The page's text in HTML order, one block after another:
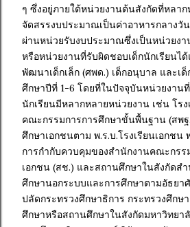
ๆ ซึ่งอยู่ภายใต้หน่วยงานต้นสังกัดที่หลา
จัดสรรงบประมาณเป็นค่าอาหารกลางวั
ผ่านหน่วยรับงบประมาณซึ่งเป็นหน่วยงา
หรือหน่วยงานที่รับผิดชอบเด็กนักเรียนไ
พัฒนาเด็กเล็ก (ศพด.) เด็กอนุบาล และเ
ศึกษาปีที่ 1-6 โดยที่ในปัจจุบันหน่วยงาน
นักเรียนมีหลากหลายหน่วยงาน เช่น โร
คณะกรรมการการศึกษาขั้นพื้นฐาน (สพฐ
ศึกษาเอกชนตาม พ.ร.บ.โรงเรียนเอกชน
การกำกับควบคุมของสำนักงานคณะกรร
เอกชน (สช.) และสถานศึกษาในสังกัดสำ
ศึกษานอกระบบและการศึกษาตามอัธยา
ปลัดกระทรวงศึกษาธิการ กระทรวงศึกษ
ศึกษาหรือสถานศึกษาในสังกัดมหาวิทยา